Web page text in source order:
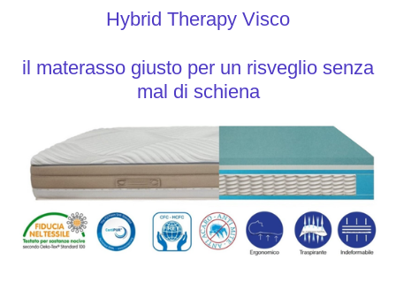
Hybrid Therapy Visco
il materasso giusto per un risveglio senza
mal di schiena